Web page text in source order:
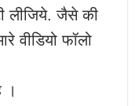
लीजिये. जैसे की
वीडियो फॉलो
।